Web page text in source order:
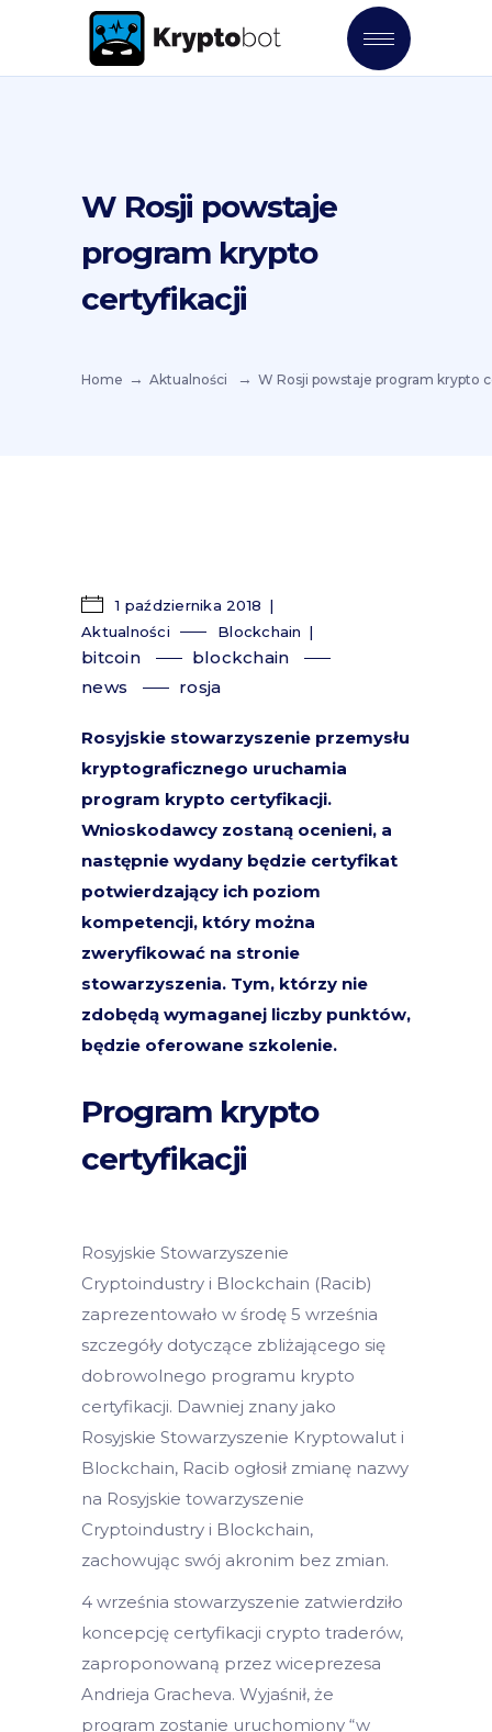
W Rosji powstaje
program krypto
certyfikacji
Home Aktualności W Rosji powstaje program krypto
1 października 2018
Aktualności
Blockchain
bitcoin
blockchain
news
rosja
Rosyjskie stowarzyszenie przemysłu
kryptograficznego uruchamia
program krypto certyfikacji.
Wnioskodawcy zostaną ocenieni, a
następnie wydany będzie certyfikat
potwierdzający ich poziom
kompetencji, który można
zweryfikować na stronie
stowarzyszenia. Tym, którzy nie
zdobędą wymaganej liczby punktów,
będzie oferowane szkolenie.
Program krypto
certyfikacji
Rosyjskie Stowarzyszenie
Cryptoindustry i Blockchain (Racib)
zaprezentowało w środę 5 września
szczegóły dotyczące zbliżającego się
dobrowolnego programu krypto
certyfikacji. Dawniej znany jako
Rosyjskie Stowarzyszenie Kryptowalut i
Blockchain, Racib ogłosił zmianę nazwy
na Rosyjskie towarzyszenie
Cryptoindustry i Blockchain,
zachowując swój akronim bez zmian.
4 września stowarzyszenie zatwierdziło
koncepcję certyfikacji crypto traderów,
zaproponowaną przez wiceprezesa
Andrieja Gracheva. Wyjaśnił, że
program zostanie uruchomiony “w